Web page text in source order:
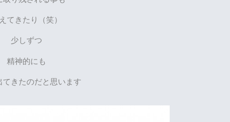
てきたり（笑）
少しずつ
精神的にも
てきたのだと思います